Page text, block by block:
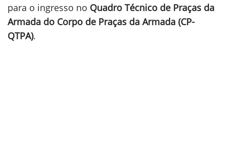
para o ingresso no Quadro Técnico de Praças da
Armada do Corpo de Praças da Armada (CP-
QTPA).